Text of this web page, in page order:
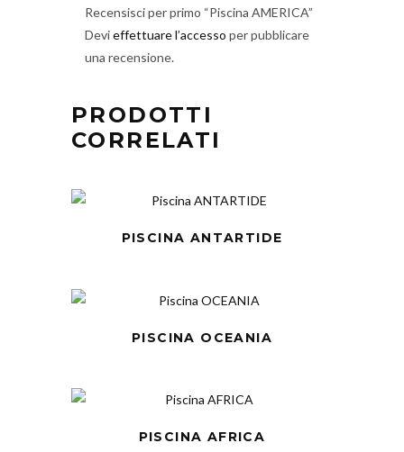
Recensisci per primo “Piscina AMERICA”
Devieffettuare l’accesso per pubblicare
una recensione.
PRODOTTI
CORRELATI
PISCINA ANTARTIDE
PISCINA OCEANIA
PISCINA AFRICA